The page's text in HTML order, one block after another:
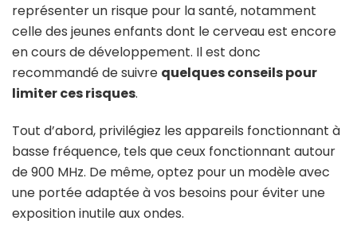
représenter un risque pour la santé, notamment
celle des jeunes enfants dont le cerveau est encore
en cours de développement. Il est donc
recommandé de suivre quelques conseils pour
limiter ces risques.
Tout d’abord, privilégiez les appareils fonctionnant à
basse fréquence, tels que ceux fonctionnant autour
de 900 MHz. De même, optez pour un modèle avec
une portée adaptée à vos besoins pour éviter une
exposition inutile aux ondes.